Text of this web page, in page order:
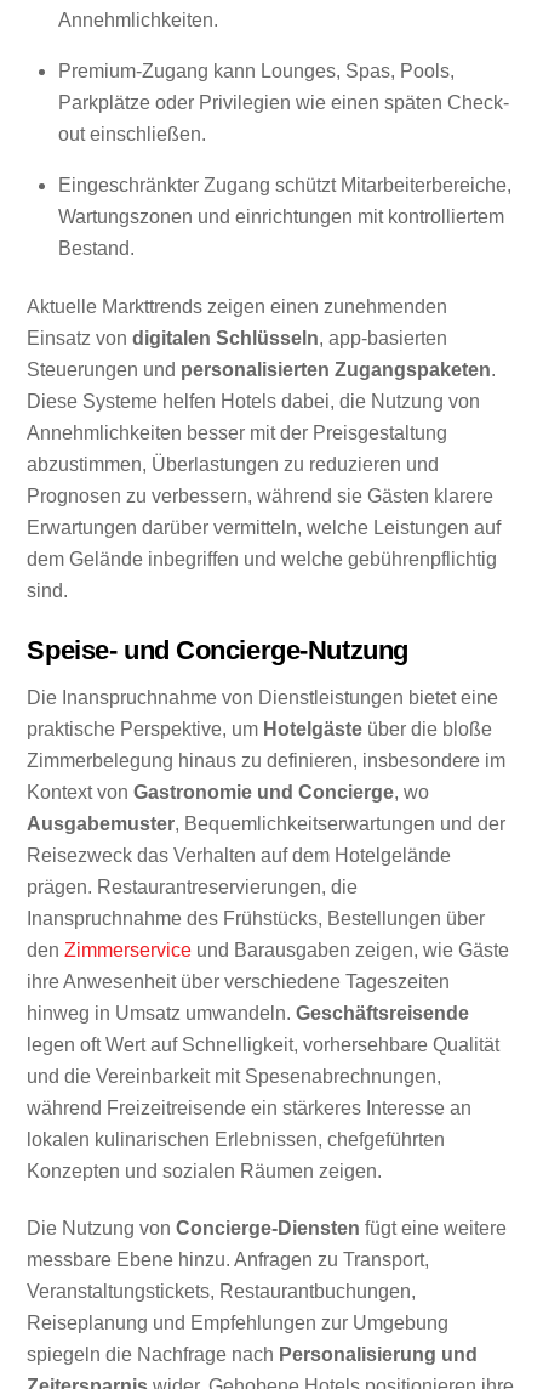
Annehmlichkeiten.
Premium-Zugang kann Lounges, Spas, Pools,
Parkplätze oder Privilegien wie einen späten Check-
out einschließen.
Eingeschränkter Zugang schützt Mitarbeiterbereiche,
Wartungszonen und einrichtungen mit kontrolliertem
Bestand.
Aktuelle Markttrends zeigen einen zunehmenden
Einsatz vondigitalen Schlüsseln, app-basierten
Steuerungen und personalisierten Zugangspaketen.
Diese Systeme helfen Hotels dabei, die Nutzung von
Annehmlichkeiten besser mit der Preisgestaltung
abzustimmen, Überlastungen zu reduzieren und
Prognosen zu verbessern, während sie Gästen klarere
Erwartungen darüber vermitteln, welche Leistungen auf
dem Gelände inbegriffen und welche gebührenpflichtig
sind.
Speise- und Concierge-Nutzung
Die Inanspruchnahme von Dienstleistungen bietet eine
praktische Perspektive, um Hotelgäste über die bloße
Zimmerbelegung hinaus zu definieren, insbesondere im
Kontext vonGastronomie und Concierge, wo
Ausgabemuster, Bequemlichkeitserwartungen und der
Reisezweck das Verhalten auf dem Hotelgelände
prägen. Restaurantreservierungen, die
Inanspruchnahme des Frühstücks, Bestellungen über
denZimmerservice und Barausgaben zeigen, wie Gäste
ihre Anwesenheit über verschiedene Tageszeiten
hinweg in Umsatz umwandeln.Geschäftsreisende
legen oft Wert auf Schnelligkeit, vorhersehbare Qualität
und die Vereinbarkeit mit Spesenabrechnungen,
während Freizeitreisende ein stärkeres Interesse an
lokalen kulinarischen Erlebnissen, chefgeführten
Konzepten und sozialen Räumen zeigen.
Die Nutzung vonConcierge-Diensten fügt eine weitere
messbare Ebene hinzu. Anfragen zu Transport,
Veranstaltungstickets, Restaurantbuchungen,
Reiseplanung und Empfehlungen zur Umgebung
spiegeln die Nachfrage nach Personalisierung und